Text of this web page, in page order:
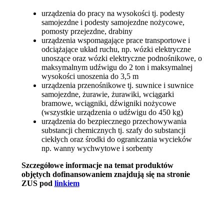
urządzenia do pracy na wysokości tj. podesty
samojezdne i podesty samojezdne nożycowe,
pomosty przejezdne, drabiny
urządzenia wspomagające prace transportowe i
odciążające układ ruchu, np. wózki elektryczne
unoszące oraz wózki elektryczne podnośnikowe, o
maksymalnym udźwigu do 2 ton i maksymalnej
wysokości unoszenia do 3,5 m
urządzenia przenośnikowe tj. suwnice i suwnice
samojezdne, żurawie, żurawiki, wciągarki
bramowe, wciągniki, dźwigniki nożycowe
(wszystkie urządzenia o udźwigu do 450 kg)
urządzenia do bezpiecznego przechowywania
substancji chemicznych tj. szafy do substancji
ciekłych oraz środki do ograniczania wycieków
np. wanny wychwytowe i sorbenty
Szczegółowe informacje na temat produktów
objętych dofinansowaniem znajdują się na stronie
ZUS pod linkiem